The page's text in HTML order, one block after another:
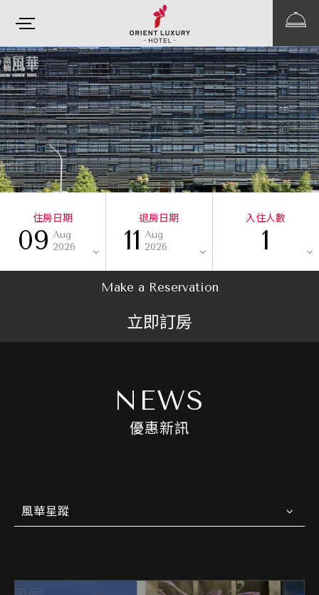
住房日期
09 Aug
2026
退房日期
11 Aug
2026
入住人數
1
Make a Reservation
立即訂房
NEWS
優惠新訊
風華星蹤